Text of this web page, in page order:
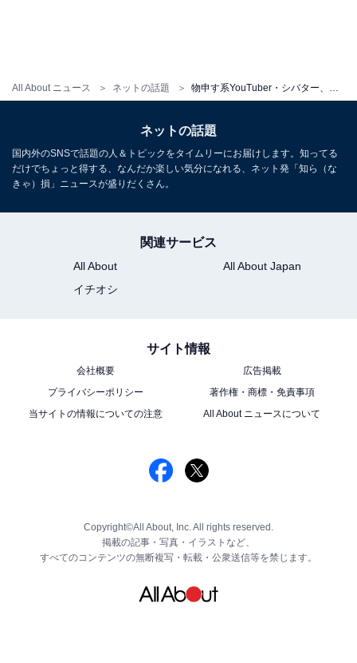
All About ニュース ネットの話題
ネットの話題
国内外のSNSで話題の人＆トピックをタイムリーにお届けします。知ってる
だけでちょっと得する、なんだか楽しい気分になれる、ネット発「知ら（な
きゃ）損」ニュースが盛りだくさん。
関連サービス
All About
All About Japan
イチオシ
サイト情報
会社概要
広告掲載
プライバシーポリシー
著作権・商標・免責事項
当サイトの情報についての注意
All About ニュースについて
Copyright©All About, Inc. All rights reserved.
掲載の記事・写真・イラストなど、
すべてのコンテンツの無断複写・転載・公衆送信等を禁じます。